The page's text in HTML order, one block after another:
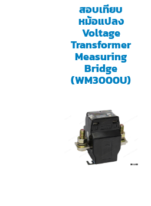
สอบเทียบ
หม้อแปลง
Voltage
Transformer
Measuring
Bridge
(WM3000U)